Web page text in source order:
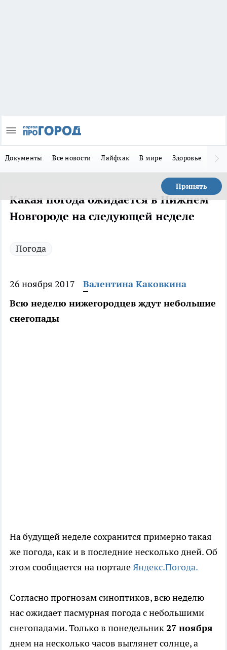
Документы Все новости Лайфхак В мире Здоровье
Принять
Какая погода ожидается в Нижнем
Новгороде на следующей неделе
Погода
26 ноября 2017
Валентина Каковкина
Всю неделю нижегородцев ждут небольшие
снегопады
На будущей неделе сохранится примерно такая
же погода, как и в последние несколько дней. Об
этом сообщается на порталеЯндекс.Погода.
Согласно прогнозам синоптиков, всю неделю
нас ожидает пасмурная погода с небольшими
снегопадами. Только в понедельник27 ноября
днем на несколько часов выглянет солнце, а